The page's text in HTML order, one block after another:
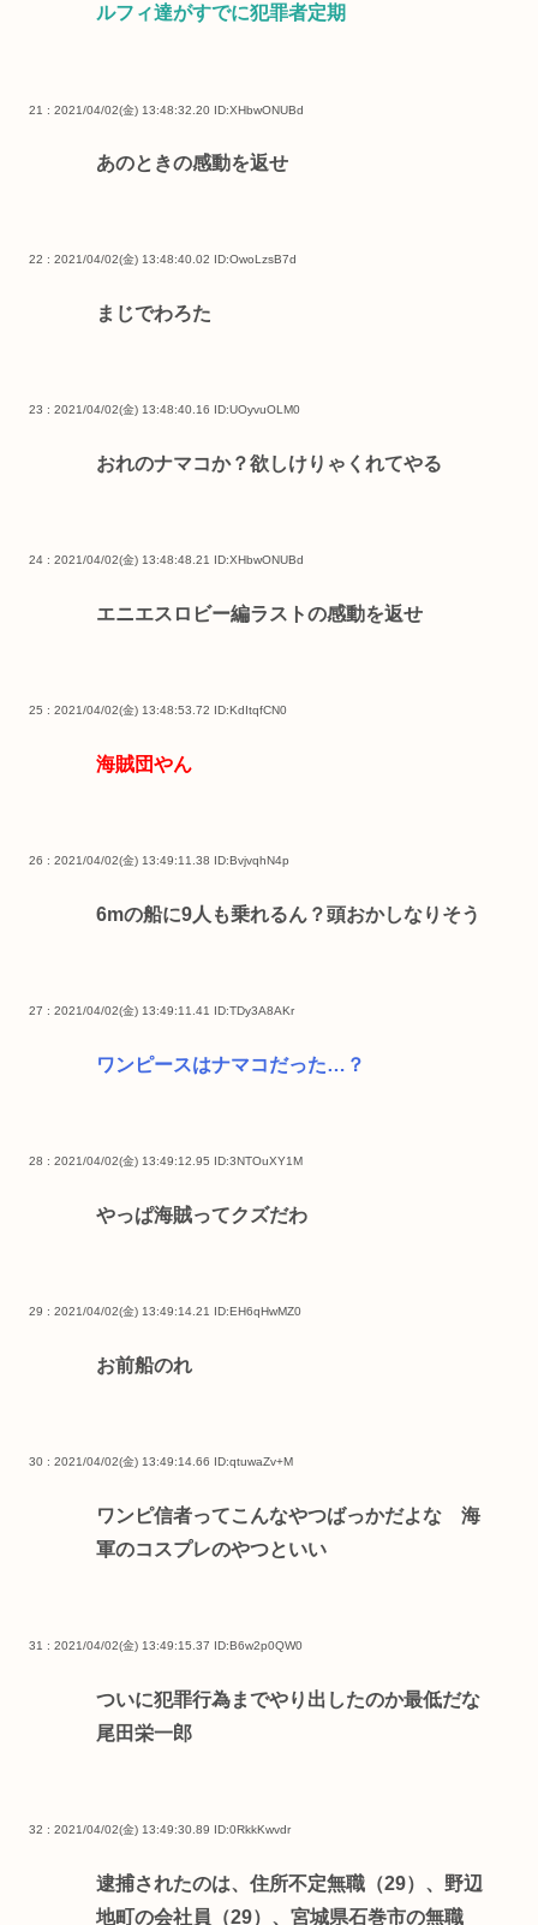
ルフィ達がすでに犯罪者定期
21 : 2021/04/02(金) 13:48:32.20 ID:XHbwONUBd
あのときの感動を返せ
22 : 2021/04/02(金) 13:48:40.02 ID:OwoLzsB7d
まじでわろた
23 : 2021/04/02(金) 13:48:40.16 ID:UOyvuOLM0
おれのナマコか？欲しけりゃくれてやる
24 : 2021/04/02(金) 13:48:48.21 ID:XHbwONUBd
エニエスロビー編ラストの感動を返せ
25 : 2021/04/02(金) 13:48:53.72 ID:KdItqfCN0
海賊団やん
26 : 2021/04/02(金) 13:49:11.38 ID:BvjvqhN4p
6mの船に9人も乗れるん？頭おかしなりそう
27 : 2021/04/02(金) 13:49:11.41 ID:TDy3A8AKr
ワンピースはナマコだった…？
28 : 2021/04/02(金) 13:49:12.95 ID:3NTOuXY1M
やっぱ海賊ってクズだわ
29 : 2021/04/02(金) 13:49:14.21 ID:EH6qHwMZ0
お前船のれ
30 : 2021/04/02(金) 13:49:14.66 ID:qtuwaZv+M
ワンピ信者ってこんなやつばっかだよな 海
軍のコスプレのやつといい
31 : 2021/04/02(金) 13:49:15.37 ID:B6w2p0QW0
ついに犯罪行為までやり出したのか最低だな
尾田栄一郎
32 : 2021/04/02(金) 13:49:30.89 ID:0RkkKwvdr
逮捕されたのは、住所不定無職（29）、野辺
地町の会社員（29）、宮城県石巻市の無職